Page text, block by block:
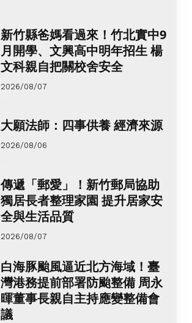
新竹縣爸媽看過來！竹北實中9
月開學、文興高中明年招生 楊
文科親自把關校舍安全
2026/08/07
大願法師：四事供養 經濟來源
2026/08/06
傳遞「郵愛」！新竹郵局協助
獨居長者整理家園 提升居家安
全與生活品質
2026/08/07
白海豚颱風逼近北方海域！臺
灣港務提前部署防颱整備 周永
暉董事長親自主持應變整備會
議